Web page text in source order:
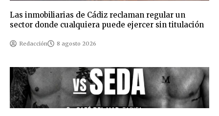
Las inmobiliarias de Cádiz reclaman regular un
sector donde cualquiera puede ejercer sin titulación
Redacción 8 agosto 2026